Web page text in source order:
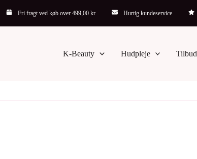
Fri fragt ved køb over 499,00 kr Hurtig kundeservice
K-Beauty Hudpleje Tilbud